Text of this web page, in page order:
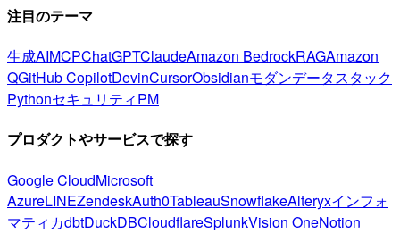
注目のテーマ
生成AIMCPChatGPTClaudeAmazon BedrockRAGAmazon
QGitHub CopilotDevinCursorObsidianモダンデータスタック
PythonセキュリティPM
プロダクトやサービスで探す
Google CloudMicrosoft
AzureLINEZendeskAuth0TableauSnowflakeAlteryxインフォ
マティカdbtDuckDBCloudflareSplunkVision OneNotion